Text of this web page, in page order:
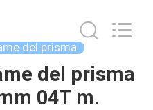
del prisma
del prisma
04T m.